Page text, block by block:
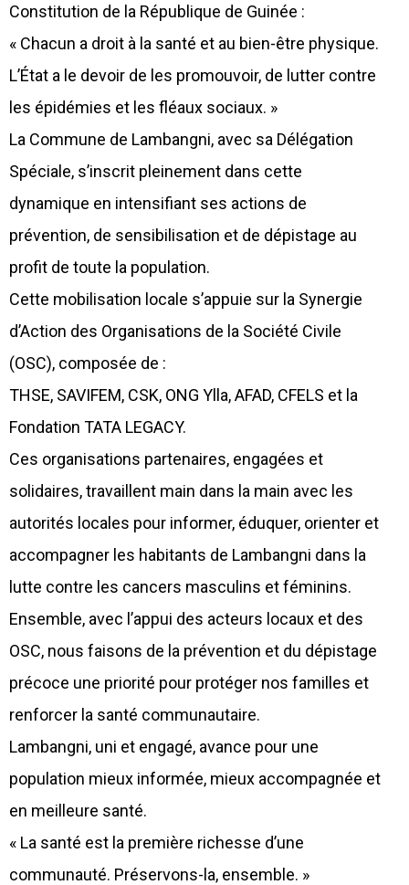
Constitution de la République de Guinée :
« Chacun a droit à la santé et au bien-être physique.
L’État a le devoir de les promouvoir, de lutter contre
les épidémies et les fléaux sociaux. »
La Commune de Lambangni, avec sa Délégation
Spéciale, s’inscrit pleinement dans cette
dynamique en intensifiant ses actions de
prévention, de sensibilisation et de dépistage au
profit de toute la population.
Cette mobilisation locale s’appuie sur la Synergie
d’Action des Organisations de la Société Civile
(OSC), composée de :
THSE, SAVIFEM, CSK, ONG Ylla, AFAD, CFELS et la
Fondation TATA LEGACY.
Ces organisations partenaires, engagées et
solidaires, travaillent main dans la main avec les
autorités locales pour informer, éduquer, orienter et
accompagner les habitants de Lambangni dans la
lutte contre les cancers masculins et féminins.
Ensemble, avec l’appui des acteurs locaux et des
OSC, nous faisons de la prévention et du dépistage
précoce une priorité pour protéger nos familles et
renforcer la santé communautaire.
Lambangni, uni et engagé, avance pour une
population mieux informée, mieux accompagnée et
en meilleure santé.
« La santé est la première richesse d’une
communauté. Préservons-la, ensemble. »